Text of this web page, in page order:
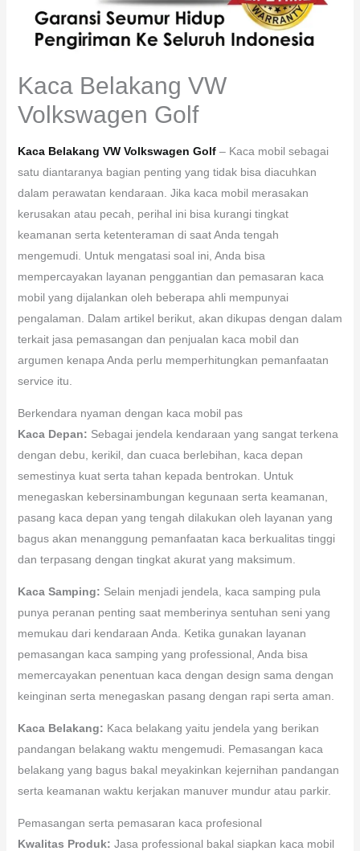
Kaca Belakang VW
Volkswagen Golf
Kaca Belakang VW Volkswagen Golf – Kaca mobil sebagai
satu diantaranya bagian penting yang tidak bisa diacuhkan
dalam perawatan kendaraan. Jika kaca mobil merasakan
kerusakan atau pecah, perihal ini bisa kurangi tingkat
keamanan serta ketenteraman di saat Anda tengah
mengemudi. Untuk mengatasi soal ini, Anda bisa
mempercayakan layanan penggantian dan pemasaran kaca
mobil yang dijalankan oleh beberapa ahli mempunyai
pengalaman. Dalam artikel berikut, akan dikupas dengan dalam
terkait jasa pemasangan dan penjualan kaca mobil dan
argumen kenapa Anda perlu memperhitungkan pemanfaatan
service itu.
Berkendara nyaman dengan kaca mobil pas
Kaca Depan: Sebagai jendela kendaraan yang sangat terkena
dengan debu, kerikil, dan cuaca berlebihan, kaca depan
semestinya kuat serta tahan kepada bentrokan. Untuk
menegaskan kebersinambungan kegunaan serta keamanan,
pasang kaca depan yang tengah dilakukan oleh layanan yang
bagus akan menanggung pemanfaatan kaca berkualitas tinggi
dan terpasang dengan tingkat akurat yang maksimum.
Kaca Samping: Selain menjadi jendela, kaca samping pula
punya peranan penting saat memberinya sentuhan seni yang
memukau dari kendaraan Anda. Ketika gunakan layanan
pemasangan kaca samping yang professional, Anda bisa
memercayakan penentuan kaca dengan design sama dengan
keinginan serta menegaskan pasang dengan rapi serta aman.
Kaca Belakang: Kaca belakang yaitu jendela yang berikan
pandangan belakang waktu mengemudi. Pemasangan kaca
belakang yang bagus bakal meyakinkan kejernihan pandangan
serta keamanan waktu kerjakan manuver mundur atau parkir.
Pemasangan serta pemasaran kaca profesional
Kwalitas Produk: Jasa professional bakal siapkan kaca mobil